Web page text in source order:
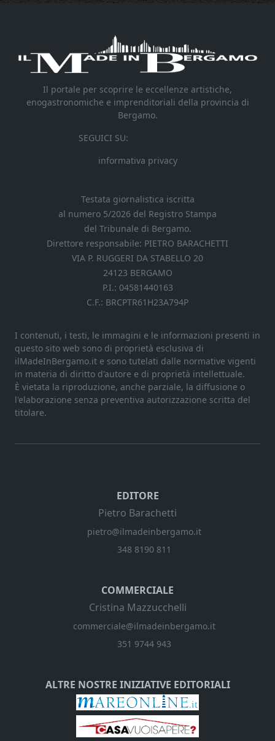
Il portale per scoprire le eccellenze artistiche,
enogastronomiche e imprenditoriali della provincia di
Bergamo.
SEGUICI SU:
informativa privacy
Testata giornalistica iscritta
al numero 5/2026 del Registro Stampa
del Tribunale di Bergamo.
Direttore responsabile: PIETRO BARACHETTI
VIA P. RUGGERI DA STABELLO 20
24123 BERGAMO
P.I.: 04581440163
C.F.: BRCPTR61H23A794P
I contenuti, i testi, le immagini e le informazioni presenti in
questo sito web sono di proprietà esclusiva di
ilMadeInBergamo.it e sono tutelati dalle normative vigenti
in materia di diritto d'autore e di proprietà intellettuale.
È vietata la riproduzione, anche parziale, la diffusione o
l'elaborazione senza preventiva autorizzazione scritta del
titolare.
EDITORE
Pietro Barachetti
pietro@ilmadeinbergamo.it
348 8190 811
COMMERCIALE
Cristina Mazzucchelli
commerciale@ilmadeinbergamo.it
351 9744 943
ALTRE NOSTRE INIZIATIVE EDITORIALI